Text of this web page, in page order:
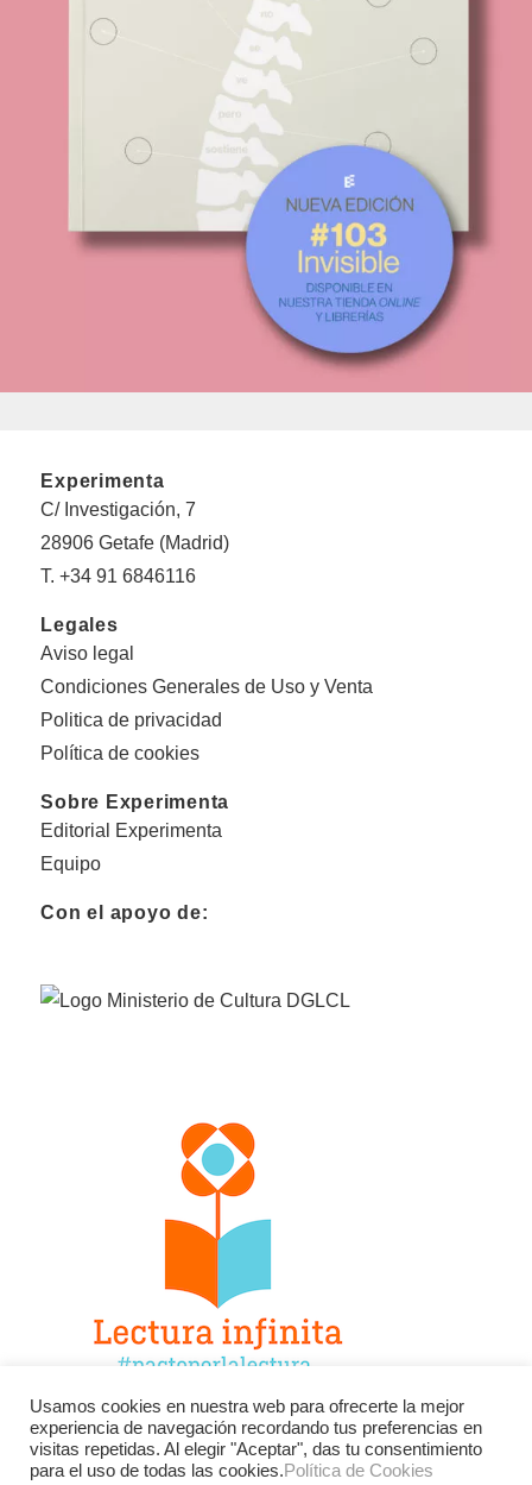
Experimenta
C/ Investigación, 7
28906 Getafe (Madrid)
T. +34 91 6846116
Legales
Aviso legal
Condiciones Generales de Uso y Venta
Politica de privacidad
Política de cookies
Sobre Experimenta
Editorial Experimenta
Equipo
Con el apoyo de:
Facebook Twitter
Instagram
YouTube
LinkedIn Contacto
Usamos cookies en nuestra web para ofrecerte la mejor
experiencia de navegación recordando tus preferencias en
visitas repetidas. Al elegir "Aceptar", das tu consentimiento
para el uso de todas las cookies.Política de Cookies